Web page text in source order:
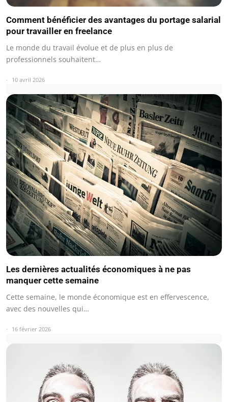
Comment bénéficier des avantages du portage salarial
pour travailler en freelance
Le monde du travail évolue et de plus en plus de
professionnels souhaitent…
10 avril 2026
Les dernières actualités économiques à ne pas
manquer cette semaine
Cette semaine, le monde économique est en effervescence,
avec des nouvelles qui…
16 février 2026